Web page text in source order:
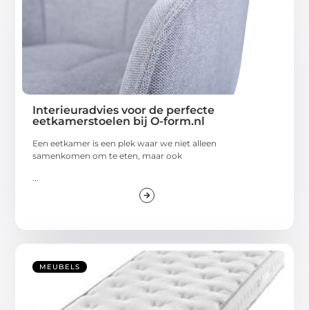
Interieuradvies voor de perfecte
eetkamerstoelen bij O-form.nl
Een eetkamer is een plek waar we niet alleen
samenkomen om te eten, maar ook
MEUBELS